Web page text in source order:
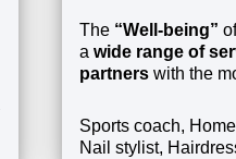
The “Well-being”
awide range of
partners with the
Sports coach,
Nail stylist,